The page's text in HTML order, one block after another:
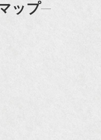
ップ